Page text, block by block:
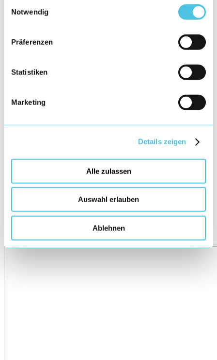
Notwendig
Präferenzen
Statistiken
Marketing
Details zeigen
Alle zulassen
Auswahl erlauben
Ablehnen